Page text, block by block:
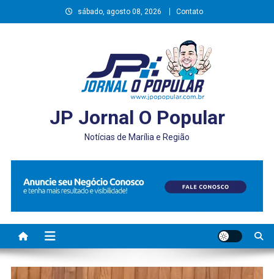
to
sábado, agosto 08, 2026 Contato
JP Jornal O Popular
Notícias de Marília e Região